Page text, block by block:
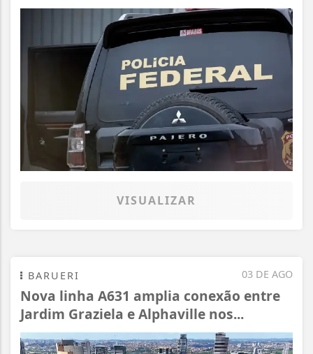
VISUALIZAR
03 DE AGO
BARUERI
Nova linha A631 amplia conexão entre
Jardim Graziela e Alphaville nos...